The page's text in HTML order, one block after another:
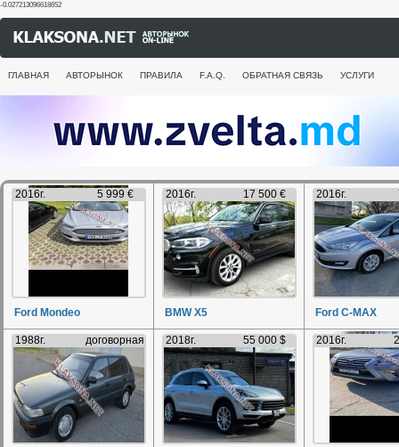
-0.027213096618652
ГЛАВНАЯ АВТОРЫНОК ПРАВИЛА F.A.Q. ОБРАТНАЯ СВЯЗЬ УСЛУГИ
2016г. 5 999 €
Ford Mondeo
2016г. 17 500 €
BMW X5
2016г.
Ford C-MAX
1988г. договорная 2018г. 55 000 $ 2016г.